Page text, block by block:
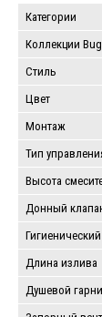
Категории
Коллекции
Стиль
Цвет
Монтаж
Тип
Высота
Донный
Длина излива
Душевой